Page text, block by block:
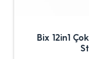
Bix 12in1